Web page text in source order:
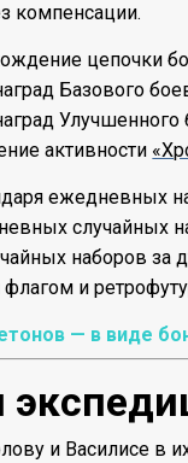
компенсации.
цепочки
Базового
Улучшенного
активности
ежедневных
случайных
наборов за
и
— в виде
и Василисе в